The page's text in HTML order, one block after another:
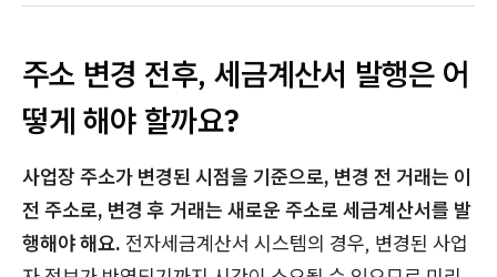
주소 변경 전후, 세금계산서 발행은 어
떻게 해야 할까요?
사업장 주소가 변경된 시점을 기준으로, 변경 전 거래는 이
전 주소로, 변경 후 거래는 새로운 주소로 세금계산서를 발
행해야 해요. 전자세금계산서 시스템의 경우, 변경된 사업